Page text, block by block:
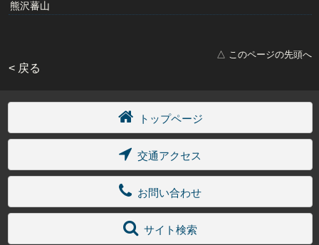
熊沢蕃山
△ このページの先頭へ
< 戻る
トップページ
交通アクセス
お問い合わせ
サイト検索